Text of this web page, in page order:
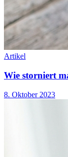
Artikel
Wie storniert
8. Oktober 2023